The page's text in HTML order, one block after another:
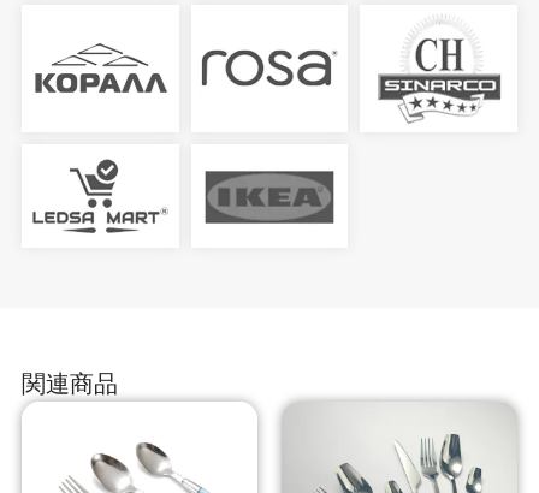
関連商品